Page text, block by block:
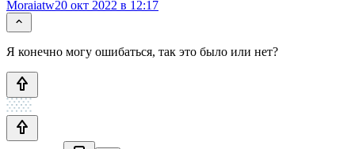
Moraiatw20 окт 2022 в 12:17
Я конечно могу ошибаться, так это было или нет?